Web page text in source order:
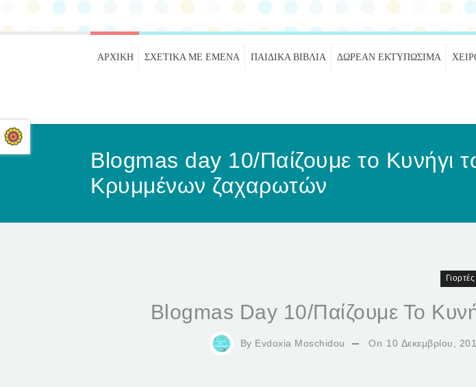
ΑΡΧΙΚΉ ΣΧΕΤΙΚΑ ΜΕ ΕΜΕΝΑ ΠΑΙΔΙΚΆ ΒΙΒΛΊΑ ΔΩΡΕΆΝ ΕΚΤΥΠΏΣΙΜΑ
Blogmas day 10/Παίζουμε το Κυνήγι
Κρυμμένων ζαχαρωτών
Γιορτές
Blogmas Day 10/Παίζουμε Το
By Evdoxia Moschidou On 10 Δεκεμβρίου,